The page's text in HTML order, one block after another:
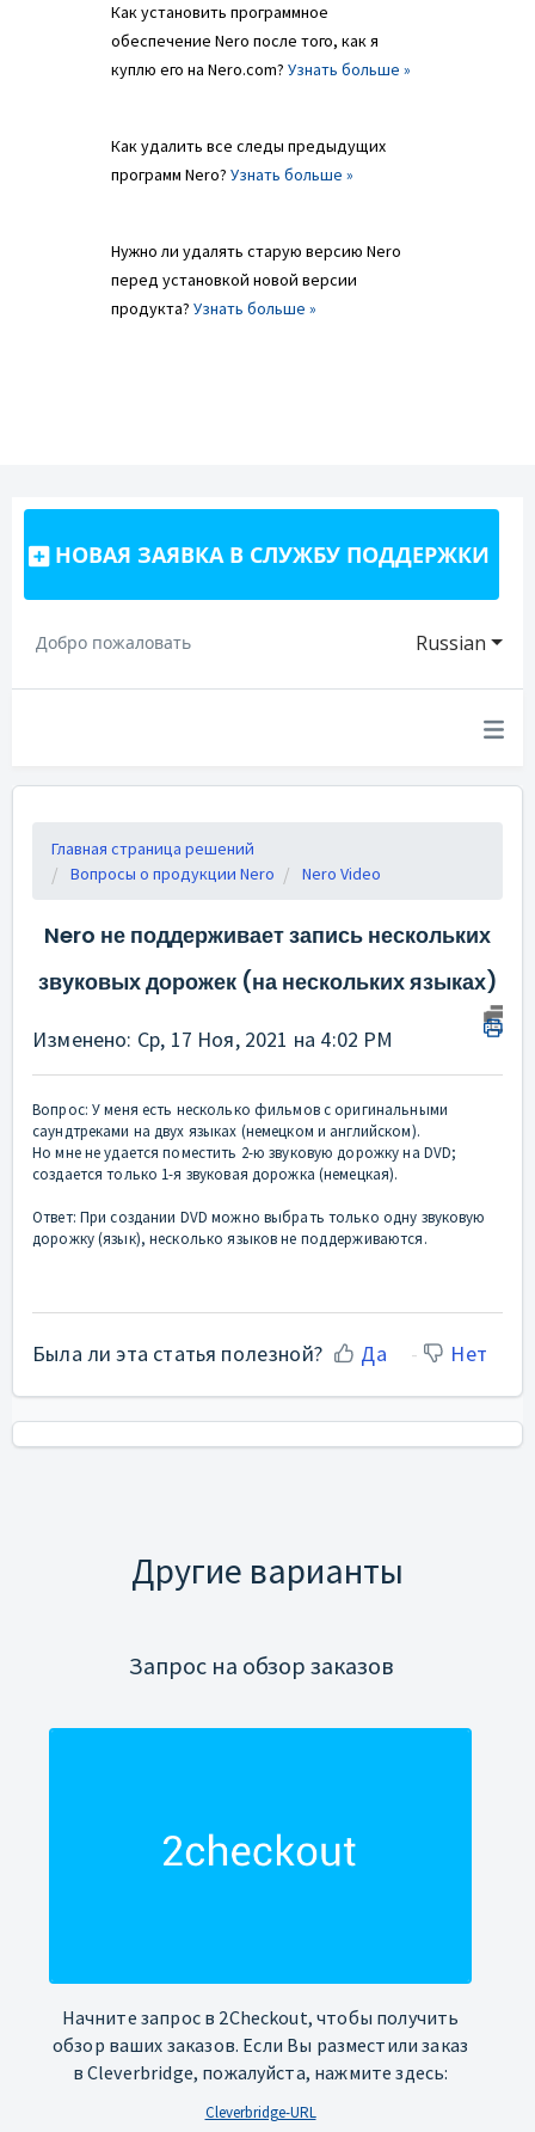
Как установить программное
обеспечение Nero после того, как я
куплю его на Nero.com? Узнать больше »
Как удалить все следы предыдущих
программ Nero? Узнать больше »
Нужно ли удалять старую версию Nero
перед установкой новой версии
продукта? Узнать больше »
НОВАЯ ЗАЯВКА В СЛУЖБУ ПОДДЕРЖКИ
Russian
Добро пожаловать
Главная страница решений
Вопросы о продукции Nero
Nero Video
Nero не поддерживает запись нескольких
звуковых дорожек (на нескольких языках)
Изменено: Ср, 17 Ноя, 2021 на 4:02 PM
Вопрос: У меня есть несколько фильмов с оригинальными
саундтреками на двух языках (немецком и английском).
Но мне не удается поместить 2-ю звуковую дорожку на DVD;
создается только 1-я звуковая дорожка (немецкая).
Ответ: При создании DVD можно выбрать только одну звуковую
дорожку (язык), несколько языков не поддерживаются.
Была ли эта статья полезной? Да Нет
Другие варианты
Запрос на обзор заказов
Начните запрос в 2Checkout, чтобы получить
обзор ваших заказов. Если Вы разместили заказ
в Cleverbridge, пожалуйста, нажмите здесь:
Cleverbridge-URL